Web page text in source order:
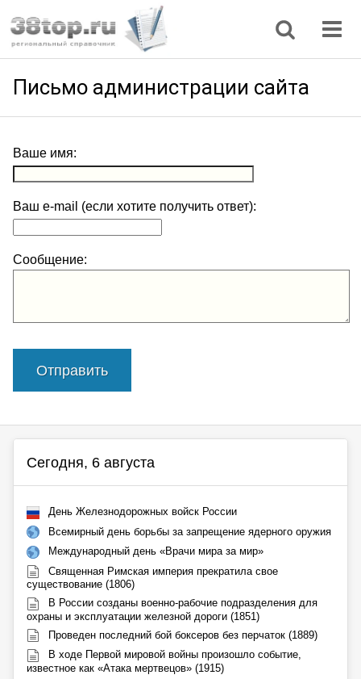
Письмо администрации сайта
Ваше имя:
Ваш e-mail (если хотите получить ответ):
Сообщение:
Отправить
Сегодня, 6 августа
День Железнодорожных войск России
Всемирный день борьбы за запрещение ядерного оружия
Международный день «Врачи мира за мир»
Священная Римская империя прекратила свое
существование (1806)
В России созданы военно-рабочие подразделения для
охраны и эксплуатации железной дороги (1851)
Проведен последний бой боксеров без перчаток (1889)
В ходе Первой мировой войны произошло событие,
известное как «Атака мертвецов» (1915)